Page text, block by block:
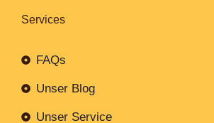
Services
FAQs
Unser Blog
Unser Service